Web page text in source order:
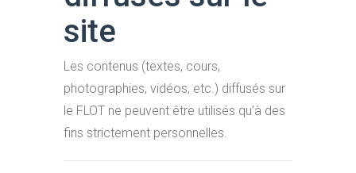
site
Les contenus (textes, cours,
photographies, vidéos, etc.) diffusés sur
le FLOT ne peuvent être utilisés qu’à des
fins strictement personnelles.